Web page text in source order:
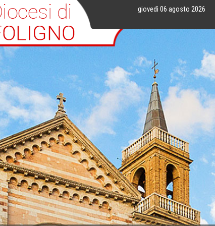
giovedì 06 agosto 2026